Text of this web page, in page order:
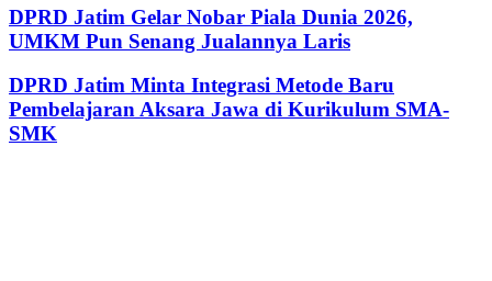
DPRD Jatim Gelar Nobar Piala Dunia 2026,
UMKM Pun Senang Jualannya Laris
DPRD Jatim Minta Integrasi Metode Baru
Pembelajaran Aksara Jawa di Kurikulum SMA-
SMK